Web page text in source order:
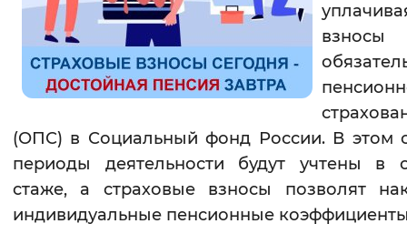
Включены Выключены
Звуковой ассистент
Воспроизвести Остановить
Вернуть стандартные настройки
(ОПС) в Социальный фонд России. В этом
периоды деятельности будут учтены в
стаже, а страховые взносы позволят
индивидуальные пенсионные